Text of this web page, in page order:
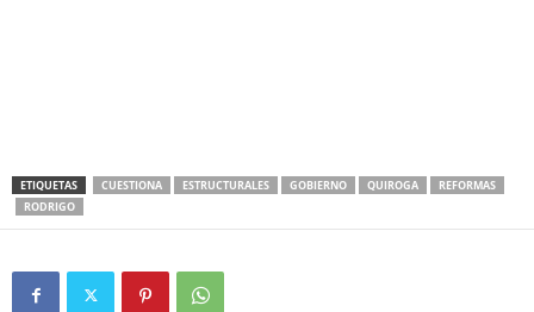
ETIQUETAS CUESTIONA ESTRUCTURALES GOBIERNO QUIROGA
REFORMAS
RODRIGO